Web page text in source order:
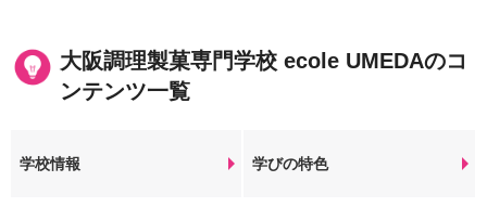
大阪調理製菓専門学校 ecole UMEDAのコ
ンテンツ一覧
学校情報 学びの特色